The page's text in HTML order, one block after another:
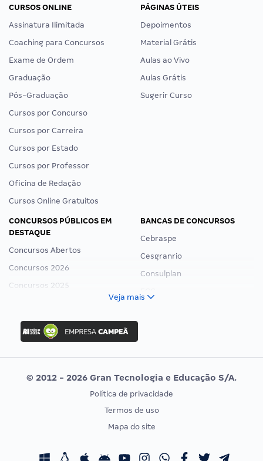
CURSOS ONLINE
Assinatura Ilimitada
Coaching para Concursos
Exame de Ordem
Graduação
Pós-Graduação
Cursos por Concurso
Cursos por Carreira
Cursos por Estado
Cursos por Professor
Oficina de Redação
Cursos Online Gratuitos
PÁGINAS ÚTEIS
Depoimentos
Material Grátis
Aulas ao Vivo
Aulas Grátis
Sugerir Curso
CONCURSOS PÚBLICOS EM
DESTAQUE
Concursos Abertos
Concursos 2026
Concursos 2025
Concurso Ibama
Concurso MPU
Editais publicados
BANCAS DE CONCURSOS
Cebraspe
Cesgranrio
Consulplan
Vunesp
CONCURSOS POR PROFISSÃO
Concursos Fiscais
EXAME DE ORDEM
Calendário OAB
Veja mais
© 2012 - 2026 Gran Tecnologia e Educação S/A.
Política de privacidade
Termos de uso
Mapa do site